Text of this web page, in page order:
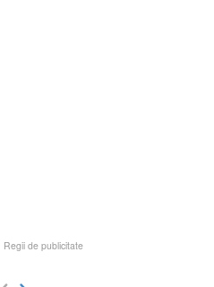
Regii de publicitate